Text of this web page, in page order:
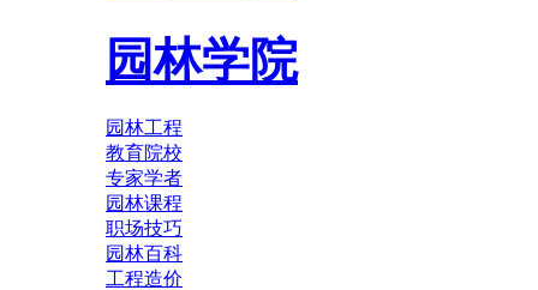
园林学院
园林工程
教育院校
专家学者
园林课程
职场技巧
园林百科
工程造价